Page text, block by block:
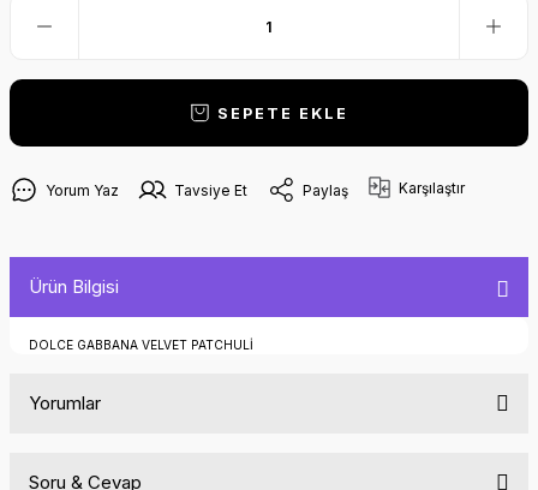
SEPETE EKLE
Yorum Yaz Tavsiye Et Paylaş Karşılaştır
Ürün Bilgisi
DOLCE GABBANA VELVET PATCHULİ
Yorumlar
Soru & Cevap